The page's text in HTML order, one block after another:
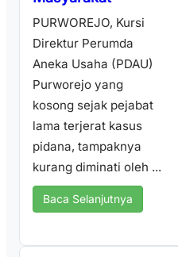
PURWOREJO, Kursi
Direktur Perumda
Aneka Usaha (PDAU)
Purworejo yang
kosong sejak pejabat
lama terjerat kasus
pidana, tampaknya
kurang diminati oleh ...
Baca Selanjutnya